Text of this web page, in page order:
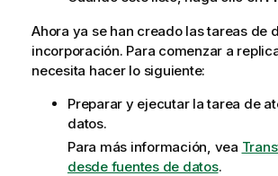
c
i
a
Ahora ya se han creado las tareas de
incorporación. Para comenzar a
necesita hacer lo siguiente:
Preparar y ejecutar la tarea de
datos.
Para más información, vea
desde fuentes de datos.